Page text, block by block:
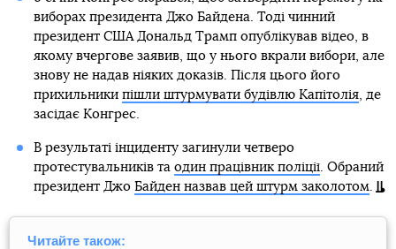
виборах президента Джо Байдена. Тоді чинний
президент США Дональд Трамп опублікував відео, в
якому вчергове заявив, що у нього вкрали вибори, але
знову не надав ніяких доказів. Після цього його
прихильники пішли штурмувати будівлю Капітолія, де
засідає Конгрес.
В результаті інциденту загинули четверо
протестувальників та один працівник поліції. Обраний
президент Джо Байден назвав цей штурм заколотом
Читайте також: